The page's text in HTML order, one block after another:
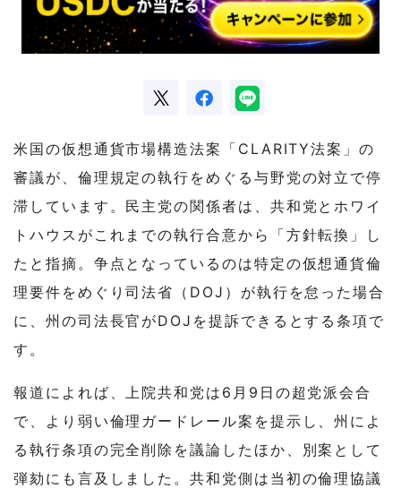
米国の仮想通貨市場構造法案「CLARITY法案」の
審議が、倫理規定の執行をめぐる与野党の対立で停
滞しています。民主党の関係者は、共和党とホワイ
トハウスがこれまでの執行合意から「方針転換」し
たと指摘。争点となっているのは特定の仮想通貨倫
理要件をめぐり司法省（DOJ）が執行を怠った場合
に、州の司法長官がDOJを提訴できるとする条項で
す。
報道によれば、上院共和党は6月9日の超党派会合
で、より弱い倫理ガードレール案を提示し、州によ
る執行条項の完全削除を議論したほか、別案として
弾劾にも言及しました。共和党側は当初の倫理協議